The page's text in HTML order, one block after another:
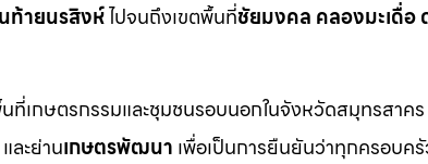
ท้ายนรสิงห์ไปจนถึงเขตพื้นที่ชัยมงคล คลองมะเดื่อ
ที่เกษตรกรรมและชุมชนรอบนอกในจังหวัดสมุทรสาคร
และย่านเกษตรพัฒนา เพื่อเป็นการยืนยันว่าทุกครอบครั